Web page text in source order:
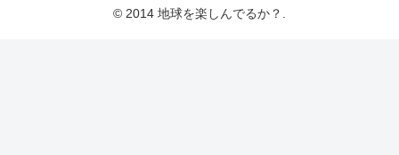
© 2014 地球を楽しんでるか？.